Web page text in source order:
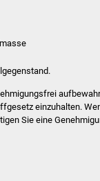
einzuhalten.
Sie eine